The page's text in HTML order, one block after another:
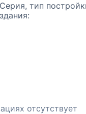
Серия, тип
здания:
отсутствует